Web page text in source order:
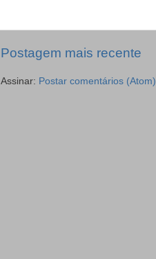
Postagem mais recente
Assinar: Postar comentários (Atom)